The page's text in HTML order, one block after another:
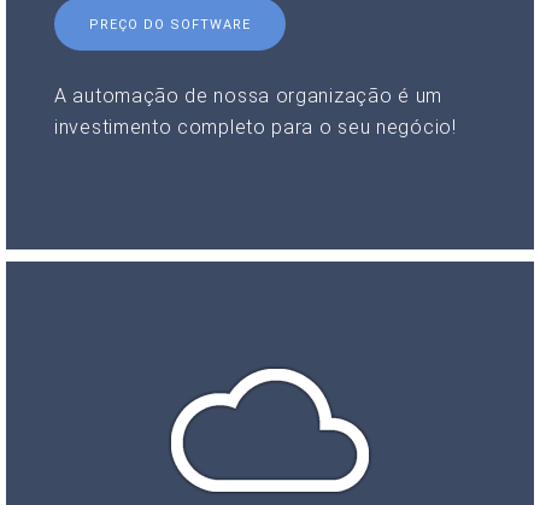
PREÇO DO SOFTWARE
A automação de nossa organização é um
investimento completo para o seu negócio!